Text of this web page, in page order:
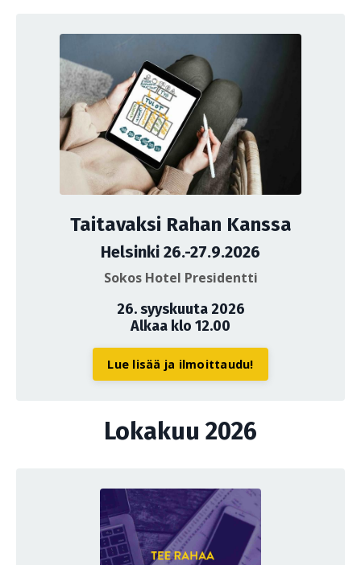
Taitavaksi Rahan Kanssa
Helsinki 26.-27.9.2026
Sokos Hotel Presidentti
26. syyskuuta 2026
Alkaa klo 12.00
Lue lisää ja ilmoittaudu!
Lokakuu 2026